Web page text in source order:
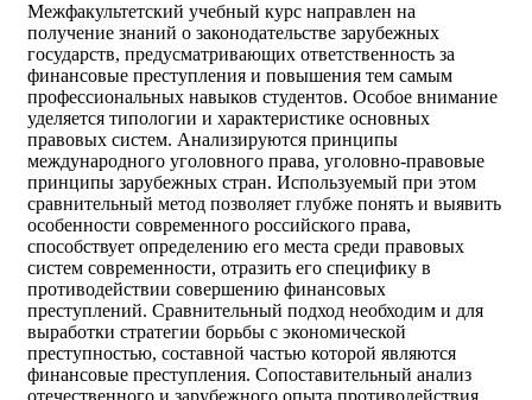
Межфакультетский учебный курс направлен на
получение знаний о законодательстве зарубежных
государств, предусматривающих ответственность за
финансовые преступления и повышения тем самым
профессиональных навыков студентов. Особое внимание
уделяется типологии и характеристике основных
правовых систем. Анализируются принципы
международного уголовного права, уголовно-правовые
принципы зарубежных стран. Используемый при этом
сравнительный метод позволяет глубже понять и выявить
особенности современного российского права,
способствует определению его места среди правовых
систем современности, отразить его специфику в
противодействии совершению финансовых
преступлений. Сравнительный подход необходим и для
выработки стратегии борьбы с экономической
преступностью, составной частью которой являются
финансовые преступления. Сопоставительный анализ